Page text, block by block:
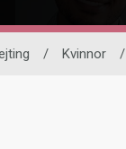
/ Kvinnor /